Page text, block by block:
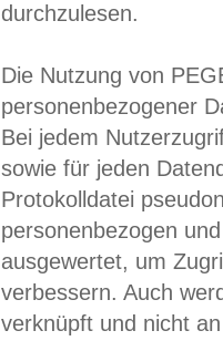
durchzulesen.
Die Nutzung von
personenbezogener
Bei jedem
sowie für jeden
Protokolldatei
personenbezogen
ausgewertet, um
verbessern. Auch
verknüpft und nicht